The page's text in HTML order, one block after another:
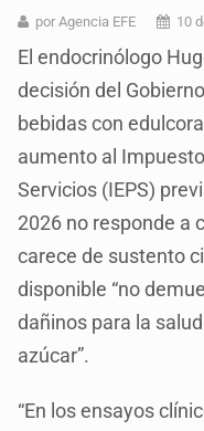
por Agencia EFE 10
El endocrinólogo
decisión del
bebidas con
aumento al
Servicios (IEPS)
2026 no responde a
carece de sustento
disponible “no
dañinos para la
azúcar”.
“En los ensayos